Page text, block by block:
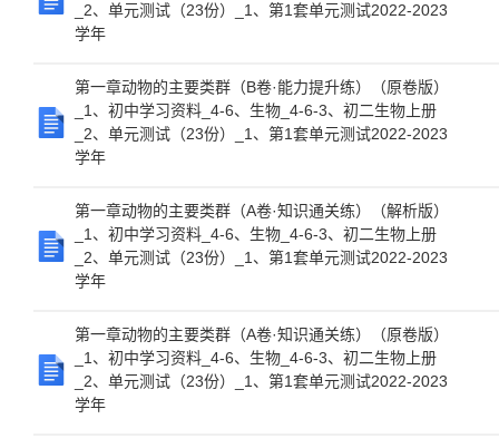
_2、单元测试（23份）_1、第1套单元测试2022-2023
学年
第一章动物的主要类群（B卷·能力提升练）（原卷版）
_1、初中学习资料_4-6、生物_4-6-3、初二生物上册
_2、单元测试（23份）_1、第1套单元测试2022-2023
学年
第一章动物的主要类群（A卷·知识通关练）（解析版）
_1、初中学习资料_4-6、生物_4-6-3、初二生物上册
_2、单元测试（23份）_1、第1套单元测试2022-2023
学年
第一章动物的主要类群（A卷·知识通关练）（原卷版）
_1、初中学习资料_4-6、生物_4-6-3、初二生物上册
_2、单元测试（23份）_1、第1套单元测试2022-2023
学年